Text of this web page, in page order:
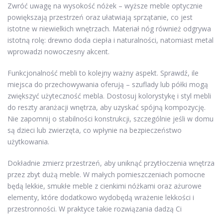
Zwróć uwagę na wysokość nóżek – wyższe meble optycznie
powiększają przestrzeń oraz ułatwiają sprzątanie, co jest
istotne w niewielkich wnętrzach. Materiał nóg również odgrywa
istotną rolę: drewno doda ciepła i naturalności, natomiast metal
wprowadzi nowoczesny akcent.
Funkcjonalność mebli to kolejny ważny aspekt. Sprawdź, ile
miejsca do przechowywania oferują – szuflady lub półki mogą
zwiększyć użyteczność mebla. Dostosuj kolorystykę i styl mebli
do reszty aranżacji wnętrza, aby uzyskać spójną kompozycję.
Nie zapomnij o stabilności konstrukcji, szczególnie jeśli w domu
są dzieci lub zwierzęta, co wpłynie na bezpieczeństwo
użytkowania.
Dokładnie zmierz przestrzeń, aby uniknąć przytłoczenia wnętrza
przez zbyt dużą meble. W małych pomieszczeniach pomocne
będą lekkie, smukłe meble z cienkimi nóżkami oraz ażurowe
elementy, które dodatkowo wydobędą wrażenie lekkości i
przestronności. W praktyce takie rozwiązania dadzą Ci